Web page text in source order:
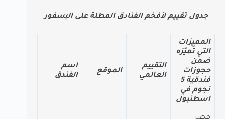
جدول تقييم لأفخم الفنادق المطلة على البسفور
المميزات
التي تُميّزه
ضمن
حجوزات
فندقية 5
نجوم في
اسطنبول
التقييم
العالمي
الموقع
اسم
الفندق